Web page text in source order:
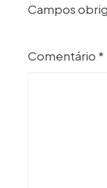
Campos
Comentário *